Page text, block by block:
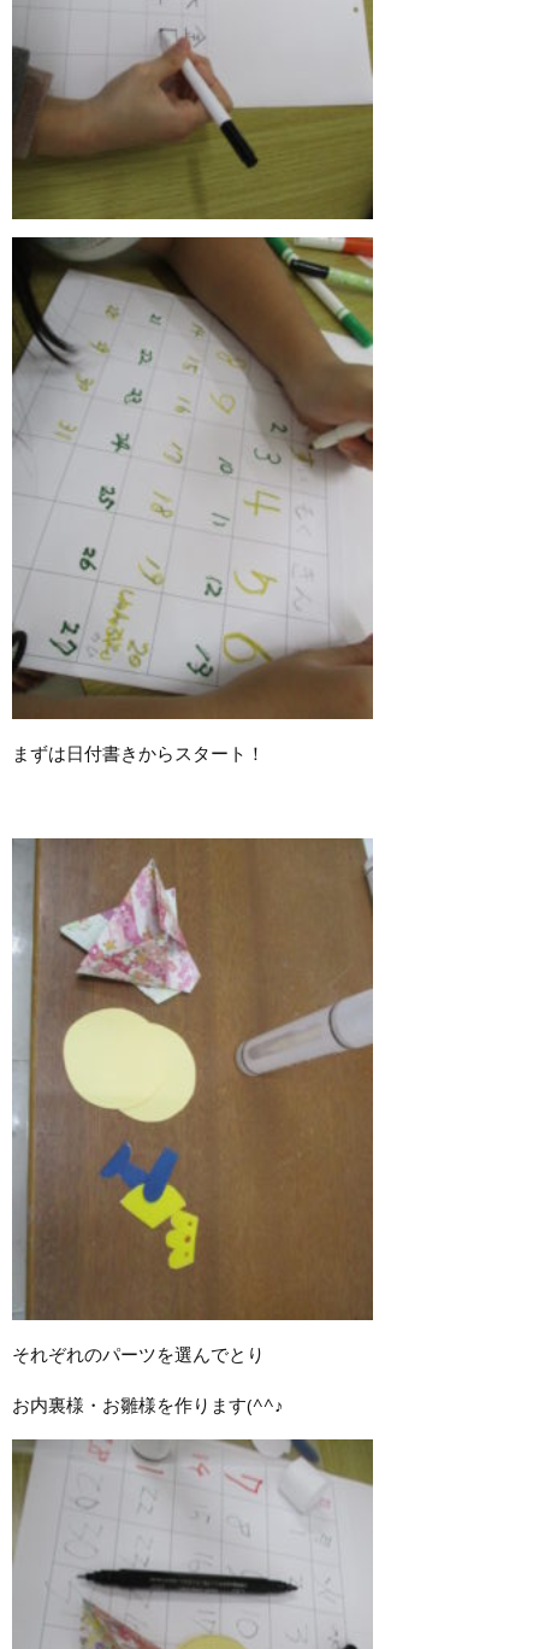
まずは日付書きからスタート！
それぞれのパーツを選んでとり
お内裏様・お雛様を作ります(^^♪